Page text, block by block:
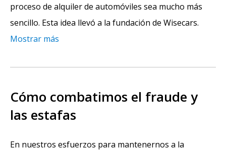
proceso de alquiler de automóviles sea mucho más
sencillo. Esta idea llevó a la fundación de Wisecars.
Mostrar más
Cómo combatimos el fraude y
las estafas
En nuestros esfuerzos para mantenernos a la